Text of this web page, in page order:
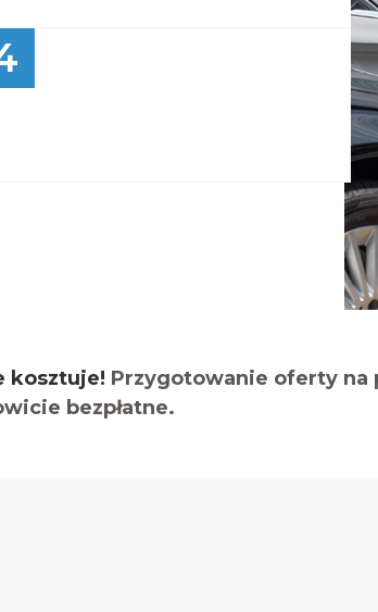
kosztuje! Przygotowanie oferty
bezpłatne.